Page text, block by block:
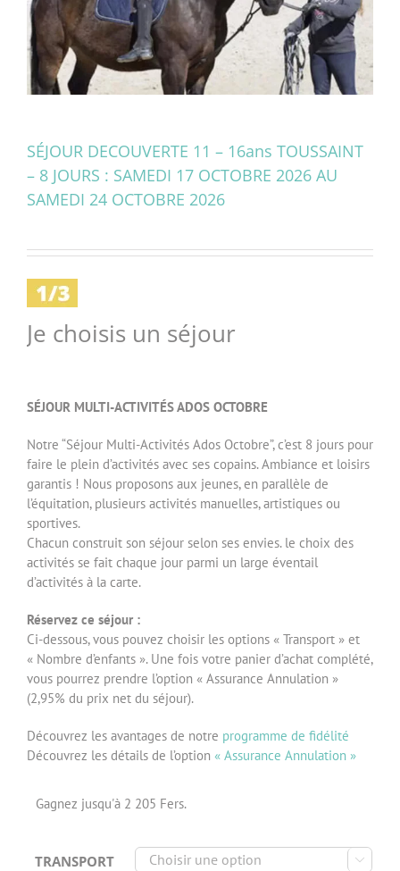
SÉJOUR DECOUVERTE 11 – 16ans TOUSSAINT
– 8 JOURS : SAMEDI 17 OCTOBRE 2026 AU
SAMEDI 24 OCTOBRE 2026
Je choisis un séjour
SÉJOUR MULTI-ACTIVITÉS ADOS OCTOBRE
Notre “Séjour Multi-Activités Ados Octobre”, c’est 8 jours pour
faire le plein d’activités avec ses copains. Ambiance et loisirs
garantis ! Nous proposons aux jeunes, en parallèle de
l’équitation, plusieurs activités manuelles, artistiques ou
sportives.
Chacun construit son séjour selon ses envies. le choix des
activités se fait chaque jour parmi un large éventail
d’activités à la carte.
Réservez ce séjour :
Ci-dessous, vous pouvez choisir les options « Transport » et
« Nombre d’enfants ». Une fois votre panier d’achat complété,
vous pourrez prendre l’option « Assurance Annulation »
(2,95% du prix net du séjour).
Découvrez les avantages de notre programme de fidélité
Découvrez les détails de l’option « Assurance Annulation »
Gagnez jusqu'à 2 205 Fers.
TRANSPORT 